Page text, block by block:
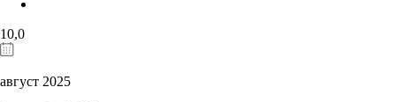
10,0
август 2025